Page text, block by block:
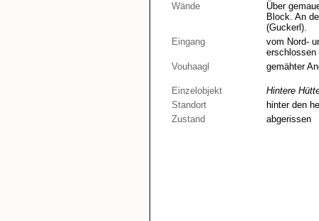
Wände
Über
Block. An
(Guckerl).
Eingang
vom Nord-
erschlossen
Vouhaagl
gemähter
Einzelobjekt
Hintere
Standort
hinter den
Zustand
abgerissen